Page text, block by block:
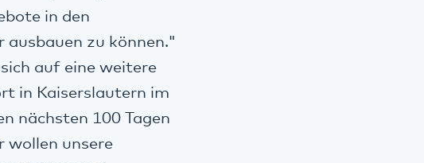
in den
ausbauen zu können."
auf eine weitere
in Kaiserslautern im
nächsten 100 Tagen
wollen unsere